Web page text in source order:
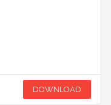
DOWNLOAD